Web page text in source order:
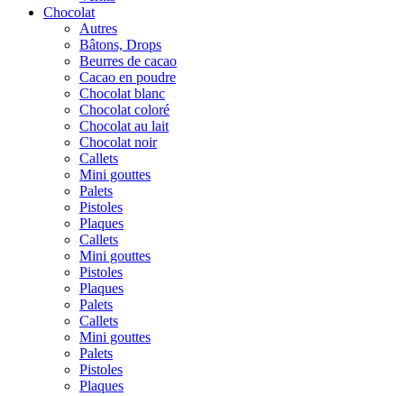
Chocolat
Autres
Bâtons, Drops
Beurres de cacao
Cacao en poudre
Chocolat blanc
Chocolat coloré
Chocolat au lait
Chocolat noir
Callets
Mini gouttes
Palets
Pistoles
Plaques
Callets
Mini gouttes
Pistoles
Plaques
Palets
Callets
Mini gouttes
Palets
Pistoles
Plaques